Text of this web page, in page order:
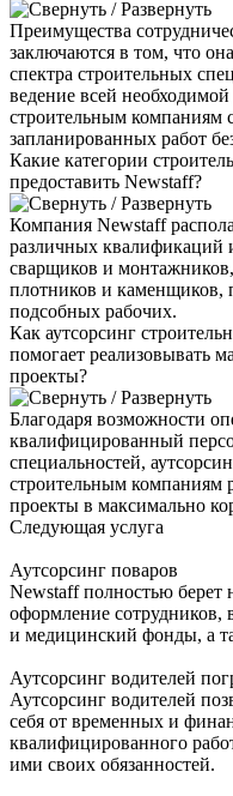
Преимущества
заключаются в том, что
спектра строительных
ведение всей
строительным компаниям
запланированных работ
Какие категории
предоставить Newstaff?
Компания Newstaff
различных квалификаций
сварщиков и
плотников и каменщиков,
подсобных рабочих.
Как аутсорсинг
помогает реализовывать
проекты?
Благодаря возможности
квалифицированный
специальностей,
строительным компаниям
проекты в максимально
Следующая услуга
Аутсорсинг поваров
Newstaff полностью берет
оформление
и медицинский фонды, а
Аутсорсинг водителей
Аутсорсинг водителей
себя от временных и
квалифицированного
ими своих обязанностей.